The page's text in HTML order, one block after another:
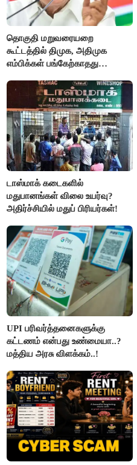
தொகுதி மறுவரையறை
கூட்டத்தில் திமுக, அதிமுக
எம்பிக்கள் பங்கேற்காதது
டாஸ்மாக் கடைகளில்
மதுபானங்கள் விலை உயர்வு?
அதிர்ச்சியில் மதுப் பிரியர்கள்!
UPI பரிவர்த்தனைகளுக்கு
கட்டணம் என்பது உண்மையா..?
மத்திய அரசு விளக்கம்..!